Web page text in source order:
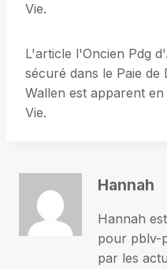
Vie.
L'article l'Oncien Pdg
sécuré dans le Paie
Wallen est apparent
Vie.
Hannah
Hannah
pour pblv-
par les